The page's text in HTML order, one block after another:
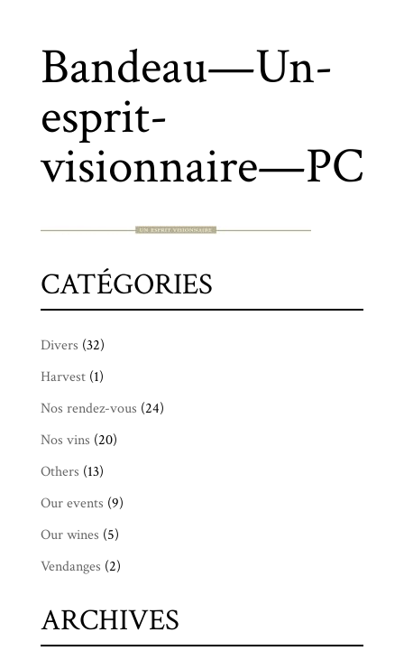
Bandeau—Un-
esprit-
visionnaire—PC
CATÉGORIES
Divers (32)
Harvest(1)
Nos rendez-vous (24)
Nos vins (20)
Others (13)
Our events (9)
Our wines (5)
Vendanges (2)
ARCHIVES